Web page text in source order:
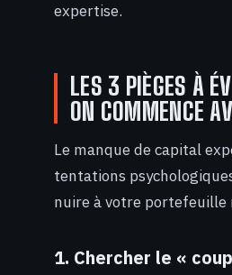
expertise.
LES 3 PIÈGES À
ON COMMENCE
Le manque de capital
tentations
nuire à votre portefeuille
1. Chercher le «